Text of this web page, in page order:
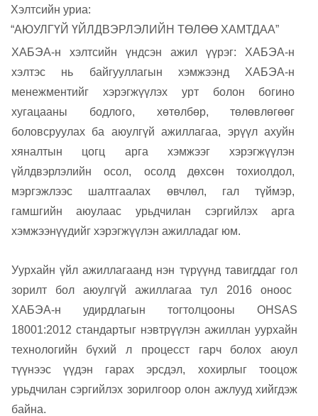
Хэлтсийн уриа:
“АЮУЛГҮЙ ҮЙЛДВЭРЛЭЛИЙН ТӨЛӨӨ ХАМТДАА”
ХАБЭА-н хэлтсийн үндсэнажил үүрэг: ХАБЭА-н
хэлтэс нь байгууллагын хэмжээнд ХАБЭА-н
менежментийг хэрэгжүүлэх урт болон богино
хугацааны бодлого, хөтөлбөр, төлөвлөгөөг
боловсруулах ба аюулгүй ажиллагаа, эрүүл ахуйн
хяналтын цогц арга хэмжээг хэрэгжүүлэн
үйлдвэрлэлийн осол, осолд дөхсөн тохиолдол,
мэргэжлээс шалтгаалах өвчлөл, гал түймэр,
гамшгийн аюулаас урьдчилан сэргийлэх арга
хэмжээнүүдийг хэрэгжүүлэн ажилладаг юм.
Уурхайн үйл ажиллагаанд нэн түрүүнд тавигддаггол
зорилт бол аюулгүй ажиллагаатул 2016 оноос
ХАБЭА-н удирдлагын тогтолцооны OHSAS
18001:2012 стандартыг нэвтрүүлэн ажиллан уурхайн
технологийн бүхий л процесст гарч болох аюул
түүнээс үүдэн гарах эрсдэл, хохирлыг тооцож
урьдчилансэргийлэх зорилгооролон ажлууд хийгдэж
байна.